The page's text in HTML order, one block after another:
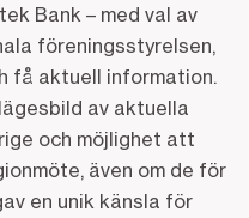
Bank – med val av
föreningsstyrelsen,
få aktuell information.
av aktuella
och möjlighet att
även om de för
en unik känsla för